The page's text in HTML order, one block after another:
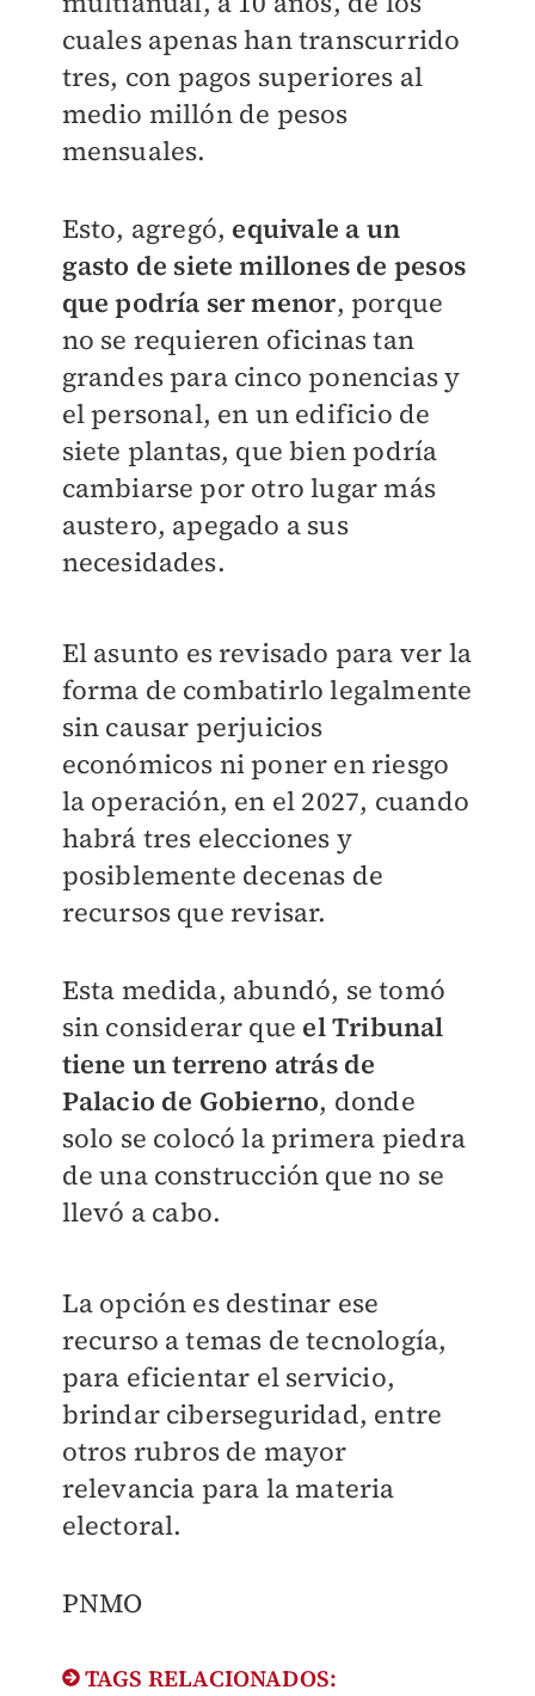
cuales apenas han transcurrido
tres, con pagos superiores al
medio millón de pesos
mensuales.
Esto, agregó, equivale a un
gasto de siete millones de pesos
que podría ser menor, porque
no se requieren oficinas tan
grandes para cinco ponencias y
el personal, en un edificio de
siete plantas, que bien podría
cambiarse por otro lugar más
austero, apegado a sus
necesidades.
El asunto es revisado para ver la
forma de combatirlo legalmente
sin causar perjuicios
económicos ni poner en riesgo
la operación, en el 2027, cuando
habrá tres elecciones y
posiblemente decenas de
recursos que revisar.
Esta medida, abundó, se tomó
sin considerar que el Tribunal
tiene un terreno atrás de
Palacio de Gobierno, donde
solo se colocó la primera piedra
de una construcción que no se
llevó a cabo.
La opción es destinar ese
recurso a temas de tecnología,
para eficientar el servicio,
brindar ciberseguridad, entre
otros rubros de mayor
relevancia para la materia
electoral.
PNMO
TAGS RELACIONADOS: